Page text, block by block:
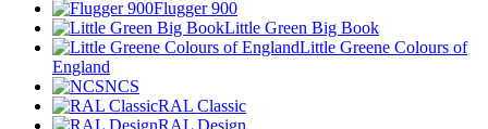
Flugger 900
Little Green Big Book
Little Greene Colours of
England
NCS
RAL Classic